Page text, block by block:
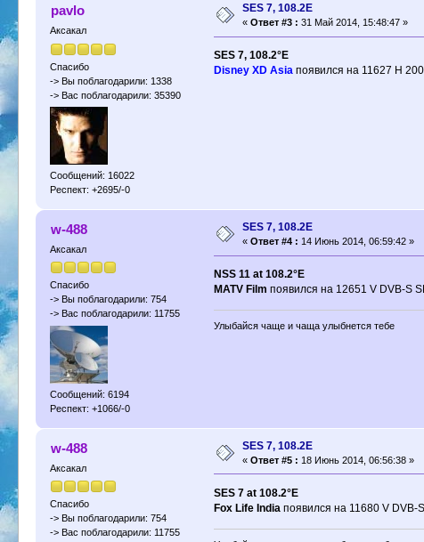
pavlo
Аксакал
Спасибо
-> Вы поблагодарили: 1338
-> Вас поблагодарили: 35390
Сообщений: 16022
Респект: +2695/-0
SES 7, 108.2E
«Ответ #3 : 31 Май 2014, 15:48:47 »
SES 7, 108.2°E
Disney XD Asiaпоявился на 11627 H
w-488
Аксакал
Спасибо
-> Вы поблагодарили: 754
-> Вас поблагодарили: 11755
Сообщений: 6194
Респект: +1066/-0
SES 7, 108.2E
«Ответ #4 : 14 Июнь 2014, 06:59:42 »
NSS 11 at 108.2°E
MATV Film появился на 12651 V DVB-S
Улыбайся чаще и чаща улыбнется тебе
w-488
Аксакал
Спасибо
-> Вы поблагодарили: 754
-> Вас поблагодарили: 11755
SES 7, 108.2E
«Ответ #5 : 18 Июнь 2014, 06:56:38 »
SES 7 at 108.2°E
Fox Life India появился на 11680 V DVB-